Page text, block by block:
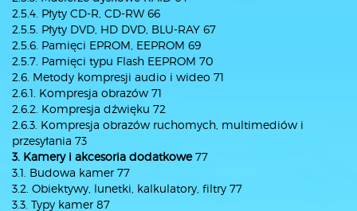
2.5.4. Płyty CD-R, CD-RW 66
2.5.5. Płyty DVD, HD DVD, BLU-RAY 67
2.5.6. Pamięci EPROM, EEPROM 69
2.5.7. Pamięci typu Flash EEPROM 70
2.6. Metody kompresji audio i wideo 71
2.6.1. Kompresja obrazów 71
2.6.2. Kompresja dźwięku 72
2.6.3. Kompresja obrazów ruchomych, multimediów i
przesyłania 73
3. Kamery i akcesoria dodatkowe77
3.1. Budowa kamer 77
3.2. Obiektywy, lunetki, kalkulatory, filtry 77
3.3. Typy kamer 87